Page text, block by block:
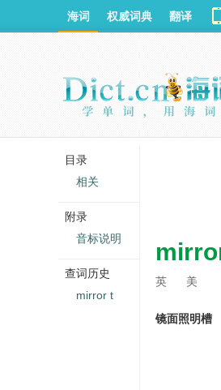
英 美
镜面照明槽
海词 权威词典 翻译
目录
相关
附录
音标说明
查词历史
mirror t